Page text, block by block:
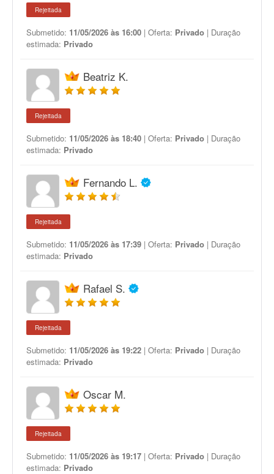
Rejeitada
Submetido: 11/05/2026 às 16:00 | Oferta: Privado | Duração
estimada: Privado
Beatriz K.
Rejeitada
Submetido: 11/05/2026 às 18:40 | Oferta: Privado | Duração
estimada: Privado
Fernando L.
Rejeitada
Submetido: 11/05/2026 às 17:39 | Oferta: Privado | Duração
estimada: Privado
Rafael S.
Rejeitada
Submetido: 11/05/2026 às 19:22 | Oferta: Privado | Duração
estimada: Privado
Oscar M.
Rejeitada
Submetido: 11/05/2026 às 19:17 | Oferta: Privado | Duração
estimada: Privado